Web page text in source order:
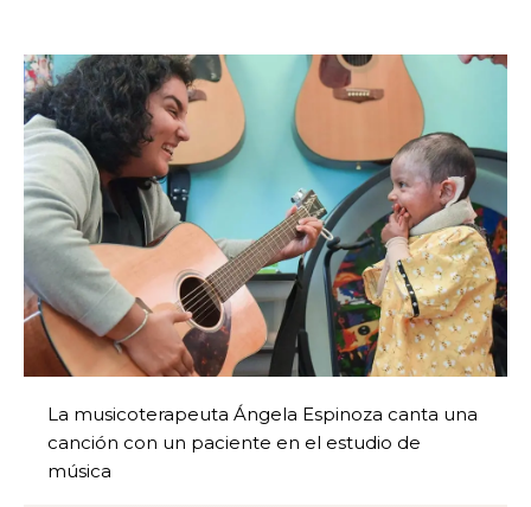
La musicoterapeuta Ángela Espinoza canta una
canción con un paciente en el estudio de
música